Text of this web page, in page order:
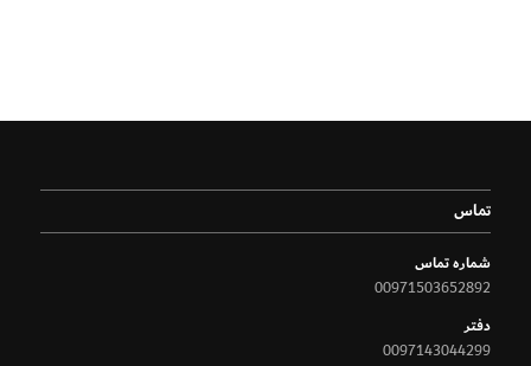
تماس
شماره تماس
00971503652892
دفتر
0097143044299